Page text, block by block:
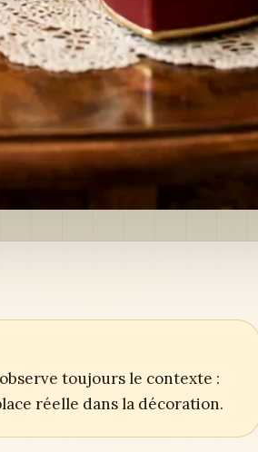
toujours le contexte :
réelle dans la décoration.